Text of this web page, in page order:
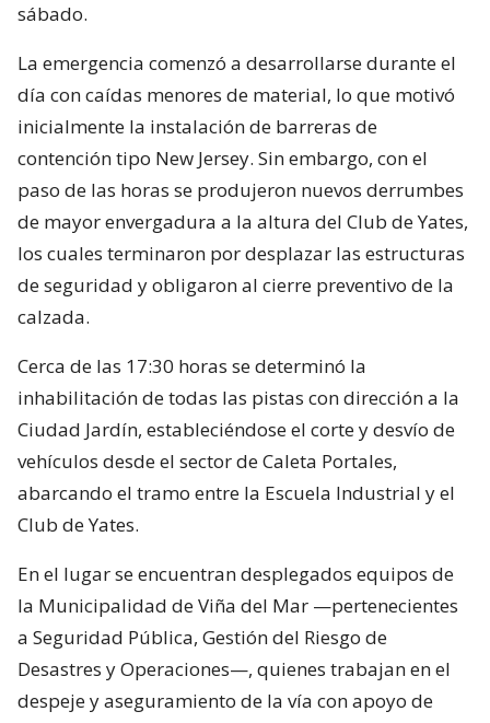
sábado.
La emergencia comenzó a desarrollarse durante el
día con caídas menores de material, lo que motivó
inicialmente la instalación de barreras de
contención tipo New Jersey. Sin embargo, con el
paso de las horas se produjeron nuevos derrumbes
de mayor envergadura a la altura del Club de Yates,
los cuales terminaron por desplazar las estructuras
de seguridad y obligaron al cierre preventivo de la
calzada.
Cerca de las 17:30 horas se determinó la
inhabilitación de todas las pistas con dirección a la
Ciudad Jardín, estableciéndose el corte y desvío de
vehículos desde el sector de Caleta Portales,
abarcando el tramo entre la Escuela Industrial y el
Club de Yates.
En el lugar se encuentran desplegados equipos de
la Municipalidad de Viña del Mar —pertenecientes
a Seguridad Pública, Gestión del Riesgo de
Desastres y Operaciones—, quienes trabajan en el
despeje y aseguramiento de la vía con apoyo de